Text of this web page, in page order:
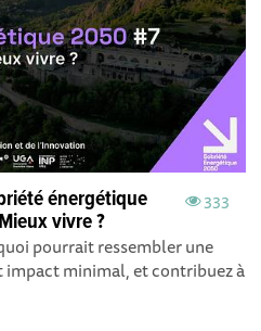
333
énergétique
vivre ?
pourrait ressembler une
minimal, et contribuez à